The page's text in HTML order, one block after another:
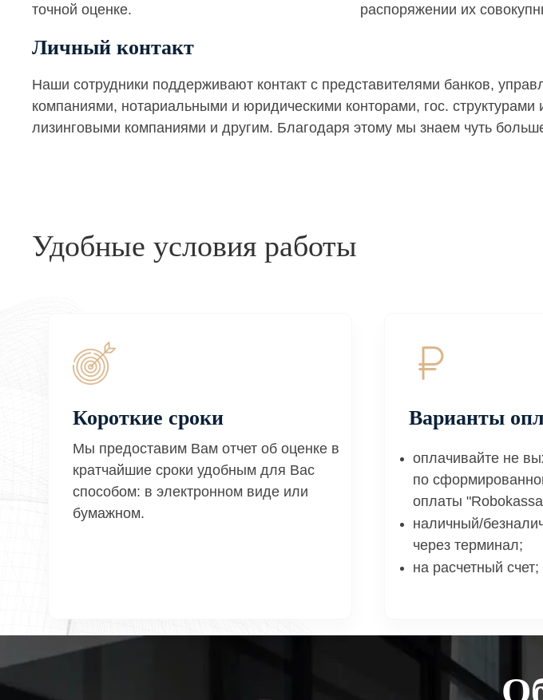
точной оценке.
распоряжении их
Личный контакт
Наши сотрудники поддерживают контакт с представителями банков,
компаниями, нотариальными и юридическими конторами, гос. структурами
лизинговыми компаниями и другим. Благодаря этому мы знаем чуть
Удобные условия работы
Короткие сроки
Мы предоставим Вам отчет об оценке в
кратчайшие сроки удобным для Вас
способом: в электронном виде или
бумажном.
Варианты
оплачивайте не
по
оплаты
наличный/
через терминал;
на расчетный счет;